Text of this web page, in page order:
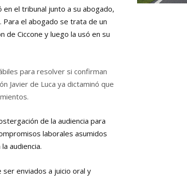
en el tribunal junto a su abogado,
el abogado se trata de un
de Ciccone y luego la usó en su
para resolver si confirman
Javier de Luca ya dictaminó que
de la audiencia para
laborales asumidos
audiencia.
ser enviados a juicio oral y